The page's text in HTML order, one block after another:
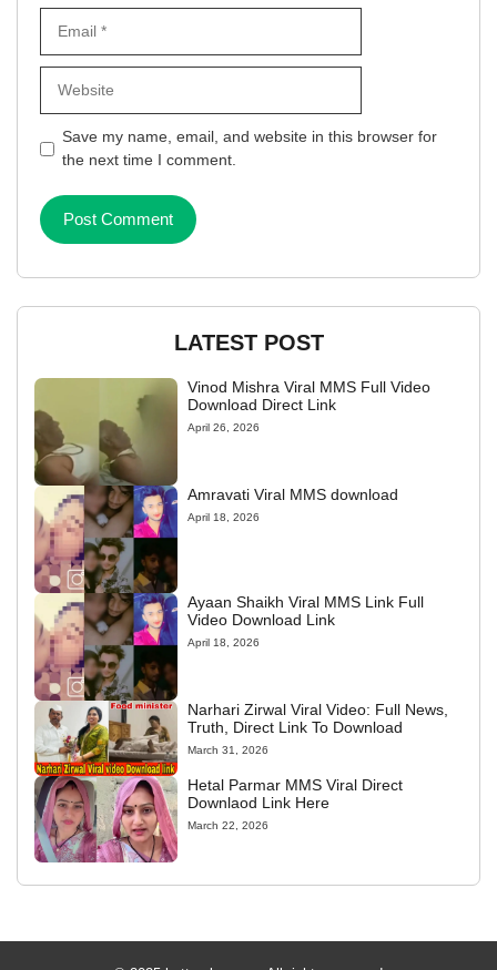
Save my name, email, and website in this browser for
the next time I comment.
LATEST POST
Vinod Mishra Viral MMS Full Video
Download Direct Link
April 26, 2026
Amravati Viral MMS download
April 18, 2026
Ayaan Shaikh Viral MMS Link Full
Video Download Link
April 18, 2026
Narhari Zirwal Viral Video: Full News,
Truth, Direct Link To Download
March 31, 2026
Hetal Parmar MMS Viral Direct
Downlaod Link Here
March 22, 2026